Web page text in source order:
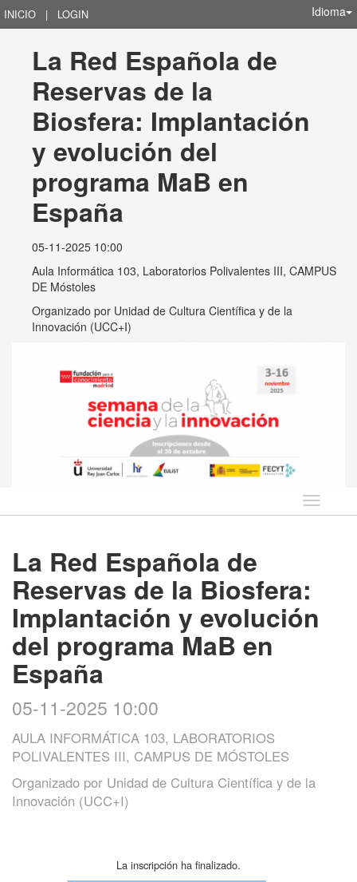
INICIO | LOGIN Idioma
La Red Española de
Reservas de la
Biosfera: Implantación
y evolución del
programa MaB en
España
05-11-2025 10:00
Aula Informática 103, Laboratorios Polivalentes III, CAMPUS
DE Móstoles
Organizado por Unidad de Cultura Científica y de la
Innovación (UCC+I)
Idioma
La Red Española de
Reservas de la Biosfera:
Implantación y evolución
del programa MaB en
España
05-11-2025 10:00
AULA INFORMÁTICA 103, LABORATORIOS
POLIVALENTES III, CAMPUS DE MÓSTOLES
Organizado por Unidad de Cultura Científica y de la
Innovación (UCC+I)
La inscripción ha finalizado.